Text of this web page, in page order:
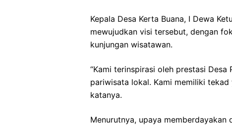
Kepala Desa Kerta Buana, I Dewa
mewujudkan visi tersebut, dengan
kunjungan wisatawan.
“Kami terinspirasi oleh prestasi
pariwisata lokal. Kami memiliki
katanya.
Menurutnya, upaya memberdayakan